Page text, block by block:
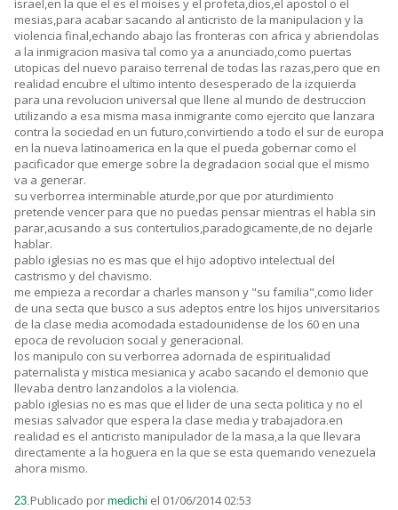
israel,en la que el es el moises y el profeta,dios,el apostol o el
mesias,para acabar sacando al anticristo de la manipulacion y la
violencia final,echando abajo las fronteras con africa y abriendolas
a la inmigracion masiva tal como ya a anunciado,como puertas
utopicas del nuevo paraiso terrenal de todas las razas,pero que en
realidad encubre el ultimo intento desesperado de la izquierda
para una revolucion universal que llene al mundo de destruccion
utilizando a esa misma masa inmigrante como ejercito que lanzara
contra la sociedad en un futuro,convirtiendo a todo el sur de europa
en la nueva latinoamerica en la que el pueda gobernar como el
pacificador que emerge sobre la degradacion social que el mismo
va a generar.
su verborrea interminable aturde,por que por aturdimiento
pretende vencer para que no puedas pensar mientras el habla sin
parar,acusando a sus contertulios,paradogicamente,de no dejarle
hablar.
pablo iglesias no es mas que el hijo adoptivo intelectual del
castrismo y del chavismo.
me empieza a recordar a charles manson y "su familia",como lider
de una secta que busco a sus adeptos entre los hijos universitarios
de la clase media acomodada estadounidense de los 60 en una
epoca de revolucion social y generacional.
los manipulo con su verborrea adornada de espiritualidad
paternalista y mistica mesianica y acabo sacando el demonio que
llevaba dentro lanzandolos a la violencia.
pablo iglesias no es mas que el lider de una secta politica y no el
mesias salvador que espera la clase media y trabajadora.en
realidad es el anticristo manipulador de la masa,a la que llevara
directamente a la hoguera en la que se esta quemando venezuela
ahora mismo.
23.Publicado por medichi el 01/06/2014 02:53